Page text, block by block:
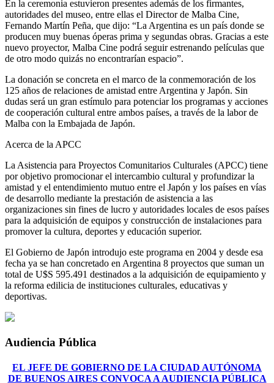
En la ceremonia estuvieron presentes además de los firmantes,
autoridades del museo, entre ellas el Director de Malba Cine,
Fernando Martín Peña, que dijo: “La Argentina es un país donde se
producen muy buenas óperas prima y segundas obras. Gracias a este
nuevo proyector, Malba Cine podrá seguir estrenando películas que
de otro modo quizás no encontrarían espacio”.
La donación se concreta en el marco de la conmemoración de los
125 años de relaciones de amistad entre Argentina y Japón. Sin
dudas será un gran estímulo para potenciar los programas y acciones
de cooperación cultural entre ambos países, a través de la labor de
Malba con la Embajada de Japón.
Acerca de la APCC
La Asistencia para Proyectos Comunitarios Culturales (APCC) tiene
por objetivo promocionar el intercambio cultural y profundizar la
amistad y el entendimiento mutuo entre el Japón y los países en vías
de desarrollo mediante la prestación de asistencia a las
organizaciones sin fines de lucro y autoridades locales de esos países
para la adquisición de equipos y construcción de instalaciones para
promover la cultura, deportes y educación superior.
El Gobierno de Japón introdujo este programa en 2004 y desde esa
fecha ya se han concretado en Argentina 8 proyectos que suman un
total de U$S 595.491 destinados a la adquisición de equipamiento y
la reforma edilicia de instituciones culturales, educativas y
deportivas.
Audiencia Pública
EL JEFE DE GOBIERNO DE LA CIUDAD AUTÓNOMA
DE BUENOS AIRES CONVOCA A AUDIENCIA PÚBLICA